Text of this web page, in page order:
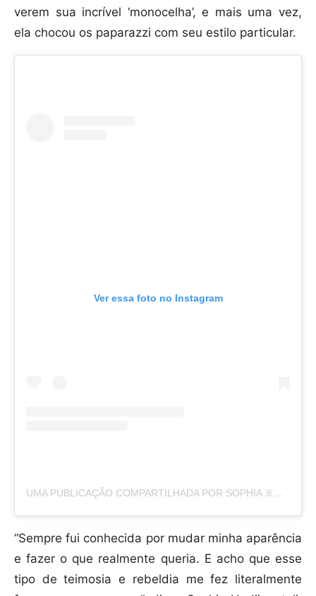
verem sua incrível ‘monocelha’, e mais uma vez,
ela chocou os paparazzi com seu estilo particular.
Ver essa foto no Instagram
UMA PUBLICAÇÃO COMPARTILHADA POR SOPHIA ☠️🧿 (@SOPHIAHADJIPANTELI)
“Sempre fui conhecida por mudar minha aparência
e fazer o que realmente queria. E acho que esse
tipo de teimosia e rebeldia me fez literalmente